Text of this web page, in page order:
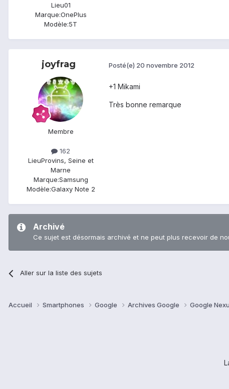
Lieu01
Marque:OnePlus
Modèle:5T
joyfrag
Membre
162
LieuProvins, Seine et
Marne
Marque:Samsung
Modèle:Galaxy Note 2
Posté(e) 20 novembre 2012
+1 Mikami
Très bonne remarque
Archivé
Ce sujet est désormais archivé et ne peut plus recevoir de
Aller sur la liste des sujets
Accueil Smartphones Google Archives Google Google